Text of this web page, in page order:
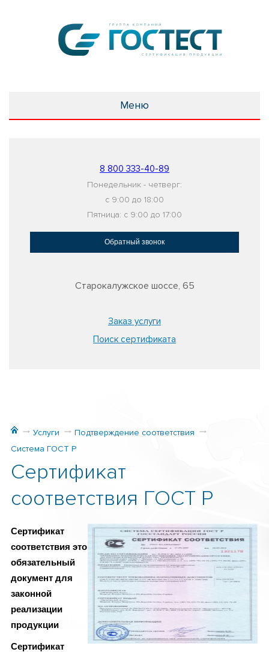
Меню
8 800 333-40-89
Понедельник - четверг:
с 9:00 до 18:00
Пятница: с 9:00 до 17:00
Обратный звонок
Старокалужское шоссе, 65
Заказ услуги
Поиск сертификата
Услуги
Подтверждение соответствия
Система ГОСТ Р
Сертификат
соответствия ГОСТ Р
Сертификат
соответствия это
обязательный
документ для
законной
реализации
продукции
Сертификат